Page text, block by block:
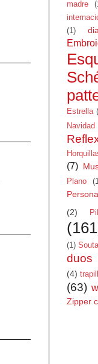
madre
(1)
Estrella
Navidad
(7)
Plano
(2)
(1)
duos
(4)
(63)
Zipper